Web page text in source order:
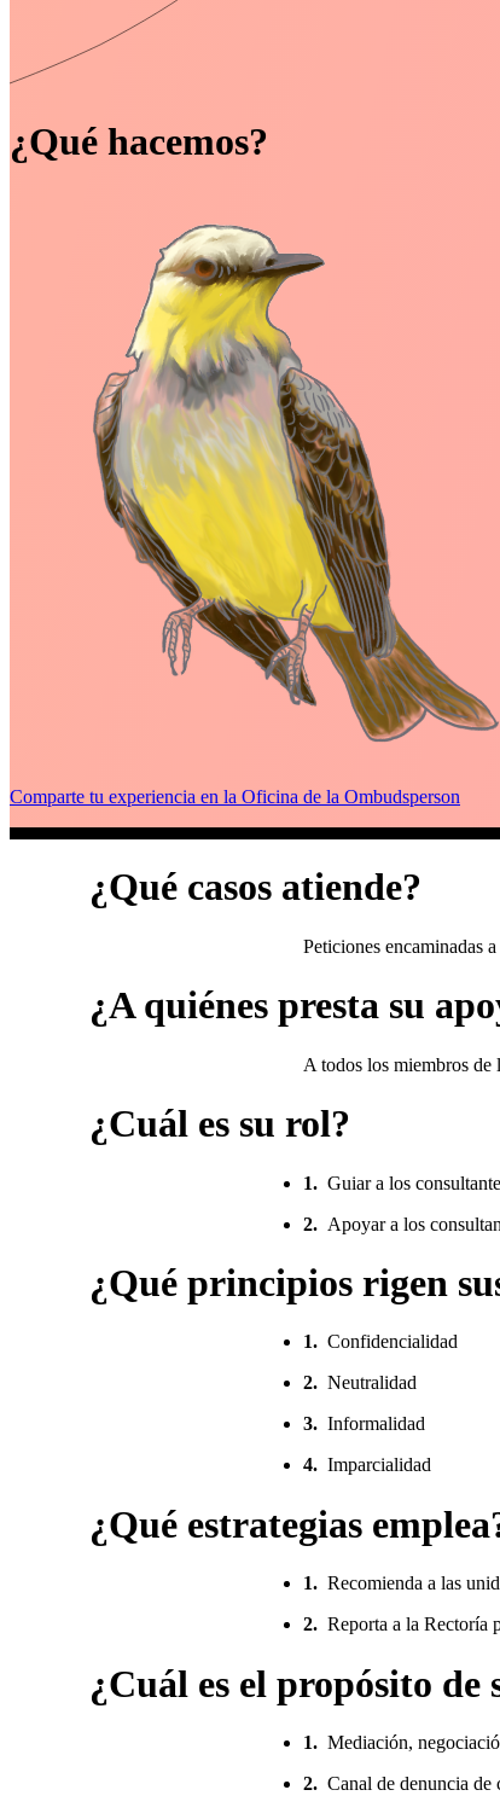
¿Qué hacemos?
Comparte tu experiencia en la Oficina de la Ombudsperson
¿Qué casos atiende?
Peticiones encaminadas
¿A quiénes presta su
A todos los miembros de
¿Cuál es su rol?
1.Guiar a los
2. Apoyar a los
¿Qué principios rigen
1.Confidencialidad
2.Neutralidad
3.Informalidad
4.Imparcialidad
¿Qué estrategias
1.Recomienda a las
2.Reporta a la Rectoría
¿Cuál es el propósito de
1.Mediación,
2.Canal de denuncia